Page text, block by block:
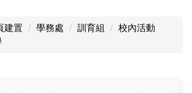
建置 學務處 訓育組
校內活動